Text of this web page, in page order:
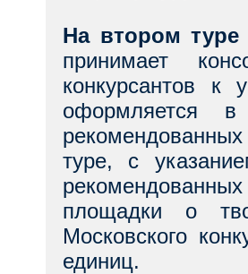
На втором туре
принимает
конкурсантов к
оформляется в
туре, с
площадки о
Московского
единиц.